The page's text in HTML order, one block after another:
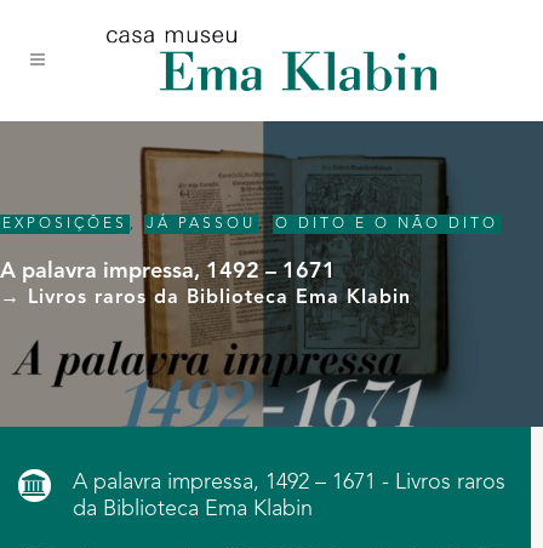
conteúdo
navegação
site
EXPOSIÇÕES , JÁ PASSOU , O DITO E O NÃO DITO
A palavra impressa, 1492 – 1671
→ Livros raros da Biblioteca Ema Klabin
A palavra impressa, 1492 – 1671 - Livros raros
da Biblioteca Ema Klabin